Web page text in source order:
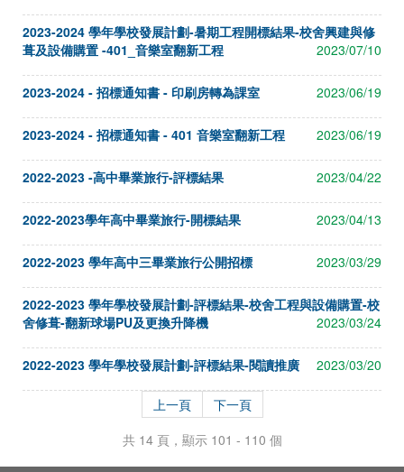
2023-2024 學年學校發展計劃-暑期工程開標結果-校舍興建與修
葺及設備購置 -401_音樂室翻新工程
2023/07/10
2023-2024 - 招標通知書 - 印刷房轉為課室 2023/06/19
2023-2024 - 招標通知書 - 401 音樂室翻新工程 2023/06/19
2022-2023 -高中畢業旅行-評標結果 2023/04/22
2022-2023學年高中畢業旅行-開標結果 2023/04/13
2022-2023 學年高中三畢業旅行公開招標 2023/03/29
2022-2023 學年學校發展計劃-評標結果-校舍工程與設備購置-校
舍修葺-翻新球場PU及更換升降機
2023/03/24
2022-2023 學年學校發展計劃-評標結果-閱讀推廣 2023/03/20
上一頁
下一頁
共 14 頁，顯示 101 - 110 個